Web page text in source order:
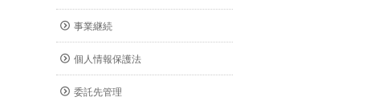
事業継続
個人情報保護法
委託先管理